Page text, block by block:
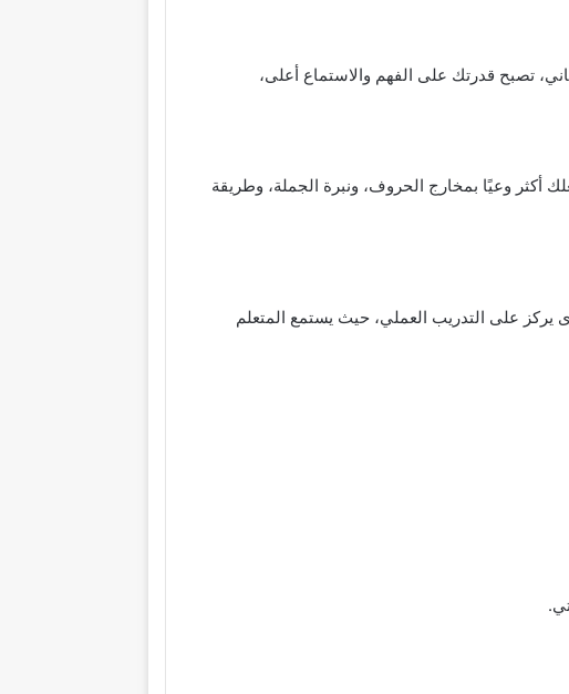
تصبح قدرتك على الفهم والاستماع أعلى،
أكثر وعيًا بمخارج الحروف، ونبرة الجملة، وطريقة
يركز على التدريب العملي، حيث يستمع المتعلم